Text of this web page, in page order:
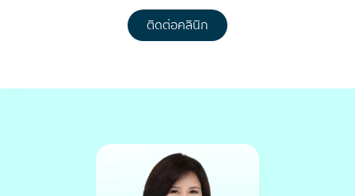
ติดต่อคลินิก